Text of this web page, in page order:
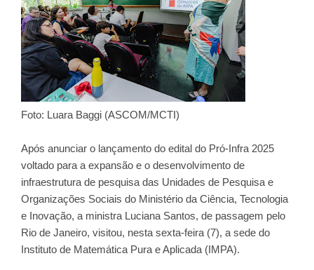
Foto: Luara Baggi (ASCOM/MCTI)
Após anunciar o lançamento do edital do Pró-Infra 2025
voltado para a expansão e o desenvolvimento de
infraestrutura de pesquisa das Unidades de Pesquisa e
Organizações Sociais do Ministério da Ciência, Tecnologia
e Inovação, a ministra Luciana Santos, de passagem pelo
Rio de Janeiro, visitou, nesta sexta-feira (7), a sede do
Instituto de Matemática Pura e Aplicada (IMPA).